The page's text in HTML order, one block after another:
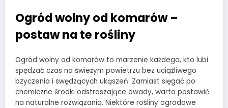
Ogród wolny od komarów –
postaw na te rośliny
Ogród wolny od komarów to marzenie każdego, kto lubi
spędzać czas na świeżym powietrzu bez uciążliwego
bzyczenia i swędzących ukąszeń. Zamiast sięgać po
chemiczne środki odstraszające owady, warto postawić
na naturalne rozwiązania. Niektóre rośliny ogrodowe